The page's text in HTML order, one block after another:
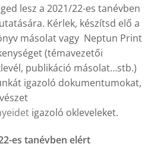
lesz a 2021/22-es tanévben
Kérlek, készítsd elő a
másolat vagy Neptun Print
(témavezetői
publikáció másolat…stb.)
igazoló dokumentumokat,
igazoló okleveleket.
es tanévben elért